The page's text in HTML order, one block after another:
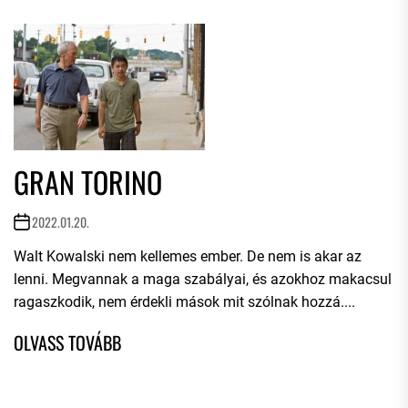
GRAN TORINO
2022.01.20.
Walt Kowalski nem kellemes ember. De nem is akar az
lenni. Megvannak a maga szabályai, és azokhoz makacsul
ragaszkodik, nem érdekli mások mit szólnak hozzá....